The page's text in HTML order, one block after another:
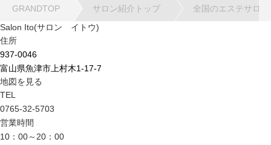
GRANDTOP
サロン紹介トップ
全国のエステサロ
Salon Ito(サロン イトウ)
住所
937-0046
富山県魚津市上村木1-17-7
地図を見る
TEL
0765-32-5703
営業時間
10：00～20：00